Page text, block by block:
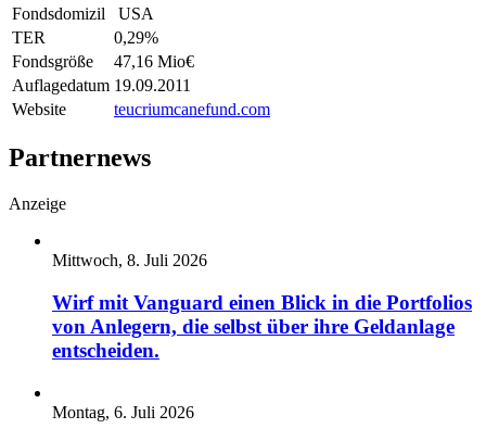
Fondsdomizil
USA
TER
0,29%
Fondsgröße
47,16 Mio€
Auflagedatum 19.09.2011
Website
teucriumcanefund.com
Partnernews
Anzeige
Mittwoch, 8. Juli 2026
Wirf mit Vanguard einen Blick in die Portfolios
von Anlegern, die selbst über ihre Geldanlage
entscheiden.
Montag, 6. Juli 2026